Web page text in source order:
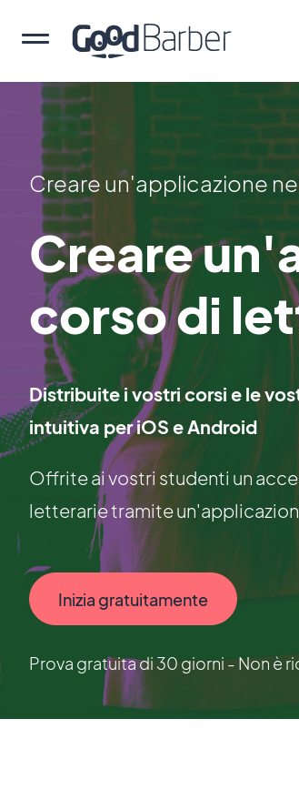
Creare un'applicazione
Creare
corso di
Distribuite i vostri corsi e le
intuitiva per iOS e Android
Offrite ai vostri studenti un
letterarie tramite
Inizia gratuitamente
Prova gratuita di 30 giorni - Non è